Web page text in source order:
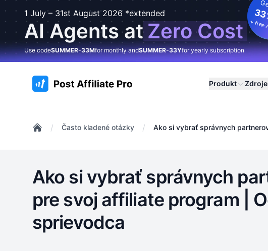
1 July – 31st August 2026 *extended
AI Agents at Zero Cost + free
Use codeSUMMER-33Mfor monthly andSUMMER-33Yfor yearly subscription
:site.title Produkt Zdroje
/ Často kladené otázky / Ako si vybrať správnych
Ako si vybrať správnych
pre svoj affiliate program |
sprievodca